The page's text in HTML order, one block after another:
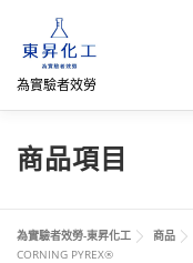
為實驗者效勞
首頁 關於我們
網路商店 直購專區
商品項目
為實驗者效勞-東昇化工 商品
CORNING PYREX®